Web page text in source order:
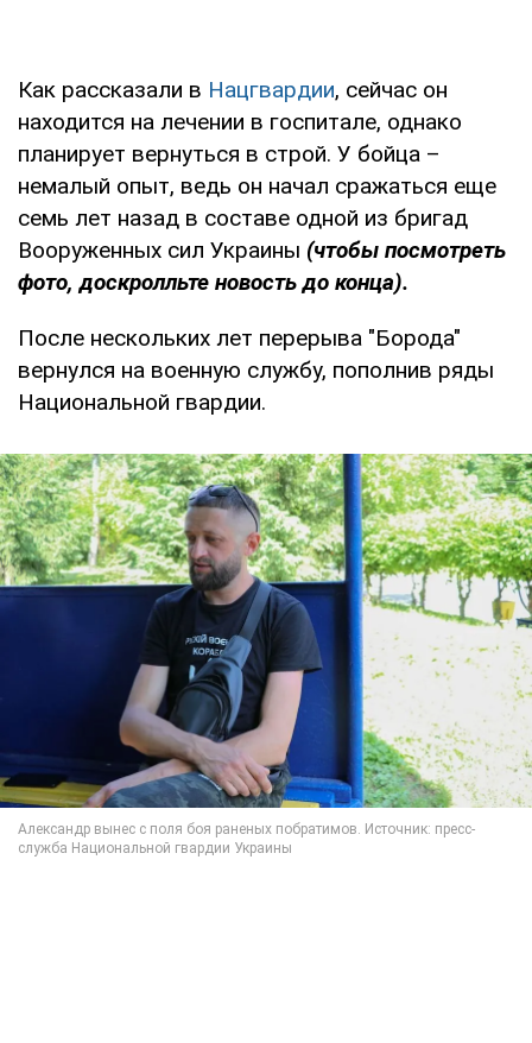
Как рассказали в Нацгвардии, сейчас он
находится на лечении в госпитале, однако
планирует вернуться в строй. У бойца –
немалый опыт, ведь он начал сражаться еще
семь лет назад в составе одной из бригад
Вооруженных сил Украины (чтобы посмотреть
фото, доскролльте новость до конца).
После нескольких лет перерыва "Борода"
вернулся на военную службу, пополнив ряды
Национальной гвардии.